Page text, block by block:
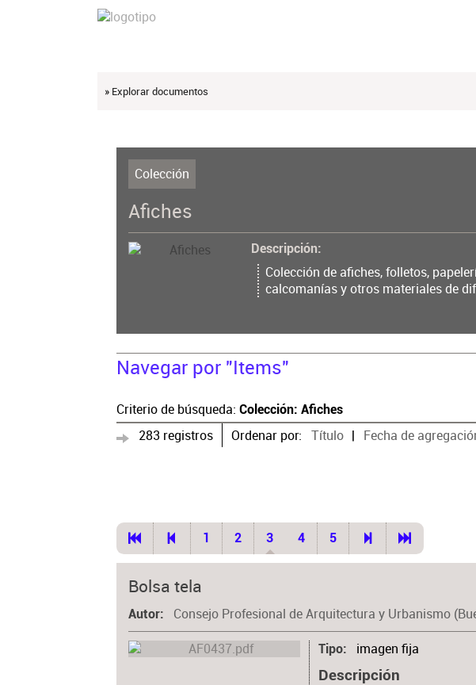
» Explorar documentos
Colección
Afiches
Descripción
Colección de afiches, folletos,
calcomanías y otros materiales de
Navegar por "Items"
Criterio de búsqueda: Colección: Afiches
283 registros Ordenar por: Título Fecha de
1 2 3 4 5
Bolsa tela
Autor Consejo Profesional de Arquitectura y Urbanismo
Tipo imagen fija
Descripción